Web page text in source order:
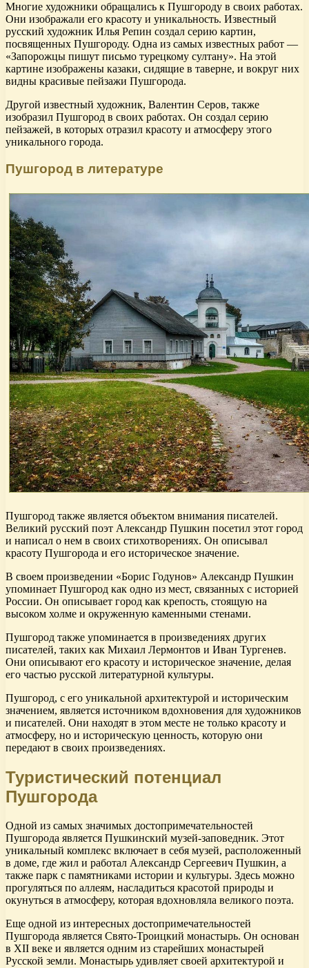
Многие художники обращались к Пушгороду в своих работах.
Они изображали его красоту и уникальность. Известный
русский художник Илья Репин создал серию картин,
посвященных Пушгороду. Одна из самых известных работ —
«Запорожцы пишут письмо турецкому султану». На этой
картине изображены казаки, сидящие в таверне, и вокруг них
видны красивые пейзажи Пушгорода.
Другой известный художник, Валентин Серов, также
изобразил Пушгород в своих работах. Он создал серию
пейзажей, в которых отразил красоту и атмосферу этого
уникального города.
Пушгород в литературе
Пушгород также является объектом внимания писателей.
Великий русский поэт Александр Пушкин посетил этот город
и написал о нем в своих стихотворениях. Он описывал
красоту Пушгорода и его историческое значение.
В своем произведении «Борис Годунов» Александр Пушкин
упоминает Пушгород как одно из мест, связанных с историей
России. Он описывает город как крепость, стоящую на
высоком холме и окруженную каменными стенами.
Пушгород также упоминается в произведениях других
писателей, таких как Михаил Лермонтов и Иван Тургенев.
Они описывают его красоту и историческое значение, делая
его частью русской литературной культуры.
Пушгород, с его уникальной архитектурой и историческим
значением, является источником вдохновения для художников
и писателей. Они находят в этом месте не только красоту и
атмосферу, но и историческую ценность, которую они
передают в своих произведениях.
Туристический потенциал
Пушгорода
Одной из самых значимых достопримечательностей
Пушгорода является Пушкинский музей-заповедник. Этот
уникальный комплекс включает в себя музей, расположенный
в доме, где жил и работал Александр Сергеевич Пушкин, а
также парк с памятниками истории и культуры. Здесь можно
прогуляться по аллеям, насладиться красотой природы и
окунуться в атмосферу, которая вдохновляла великого поэта.
Еще одной из интересных достопримечательностей
Пушгорода является Свято-Троицкий монастырь. Он основан
в XII веке и является одним из старейших монастырей
Русской земли. Монастырь удивляет своей архитектурой и